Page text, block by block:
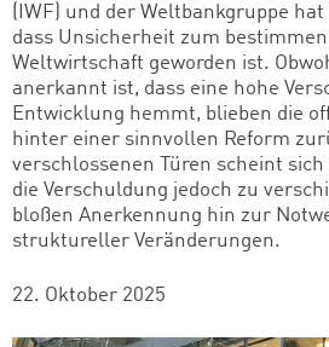
(IWF) und der Weltbankgruppe
dass Unsicherheit zum
Weltwirtschaft geworden ist.
anerkannt ist, dass eine hohe
Entwicklung hemmt, blieben die
hinter einer sinnvollen Reform
verschlossenen Türen scheint
die Verschuldung jedoch zu
bloßen Anerkennung hin zur
struktureller Veränderungen.
22. Oktober 2025